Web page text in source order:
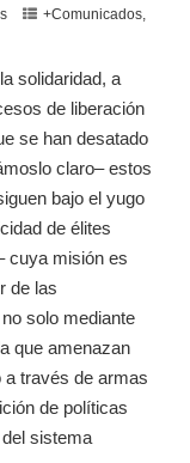
+Comunicados
solidaridad, a
de liberación
se han desatado
claro– estos
bajo el yugo
de élites
cuya misión es
de las
solo mediante
que amenazan
través de armas
de políticas
sistema